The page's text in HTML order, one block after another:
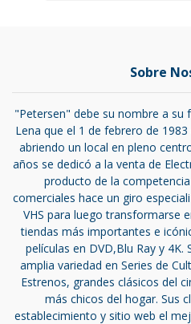
Sobre
"Petersen" debe su nombre a su
Lena que el 1 de febrero de
abriendo un local en pleno
años se dedicó a la venta de
producto de la
comerciales hace un giro
VHS para luego transformarse
tiendas más importantes e
películas en DVD,Blu Ray y
amplia variedad en Series de
Estrenos, grandes clásicos del
más chicos del hogar. Sus
establecimiento y sitio web el